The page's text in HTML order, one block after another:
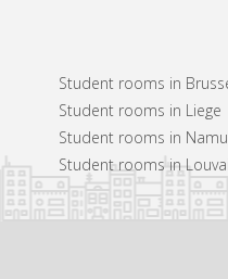
Student rooms in
Student rooms in Liege
Student rooms in
Student rooms in